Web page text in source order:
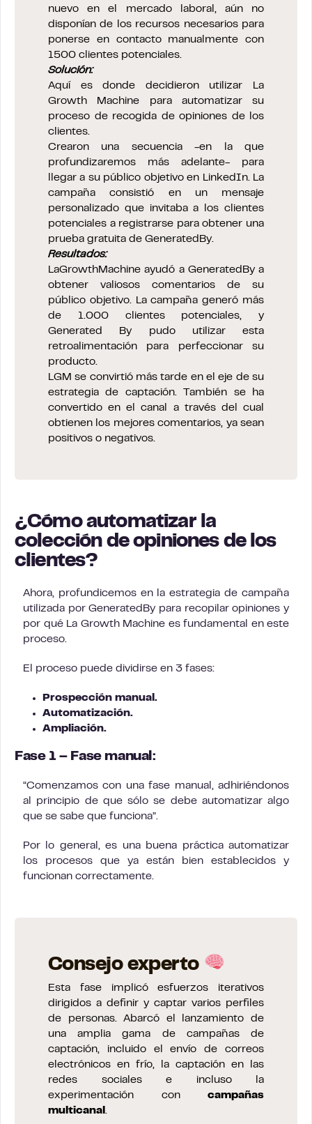
nuevo en el mercado laboral, aún no
disponían de los recursos necesarios para
ponerse en contacto manualmente con
1500 clientes potenciales.
Solución:
Aquí es donde decidieron utilizar La
Growth Machine para automatizar su
proceso de recogida de opiniones de los
clientes.
Crearon una secuencia -en la que
profundizaremos más adelante- para
llegar a su público objetivo en LinkedIn. La
campaña consistió en un mensaje
personalizado que invitaba a los clientes
potenciales a registrarse para obtener una
prueba gratuita de GeneratedBy.
Resultados:
LaGrowthMachine ayudó a GeneratedBy a
obtener valiosos comentarios de su
público objetivo. La campaña generó más
de 1.000 clientes potenciales, y
Generated By pudo utilizar esta
retroalimentación para perfeccionar su
producto.
LGM se convirtió más tarde en el eje de su
estrategia de captación. También se ha
convertido en el canal a través del cual
obtienen los mejores comentarios, ya sean
positivos o negativos.
¿Cómo automatizar la
colección de opiniones de los
clientes?
Ahora, profundicemos en la estrategia de campaña
utilizada por GeneratedBy para recopilar opiniones y
por qué La Growth Machine es fundamental en este
proceso.
El proceso puede dividirse en 3 fases:
Prospección manual.
Automatización.
Ampliación.
Fase 1 – Fase manual:
“Comenzamos con una fase manual, adhiriéndonos
al principio de que sólo se debe automatizar algo
que se sabe que funciona”.
Por lo general, es una buena práctica automatizar
los procesos que ya están bien establecidos y
funcionan correctamente.
Consejo experto
Esta fase implicó esfuerzos iterativos
dirigidos a definir y captar varios perfiles
de personas. Abarcó el lanzamiento de
una amplia gama de campañas de
captación, incluido el envío de correos
electrónicos en frío, la captación en las
redes sociales e incluso la
experimentación con campañas
multicanal